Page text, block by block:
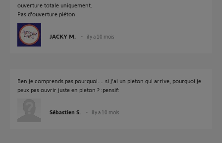
ouverture totale uniquement.
Pas d'ouverture piéton.
JACKY M. il y a 10 mois
Ben je comprends pas pourquoi.... si j'ai un pieton qui arrive, pourquoi je
peux pas ouvrir juste en pieton ? :pensif:
Sébastien S. il y a 10 mois